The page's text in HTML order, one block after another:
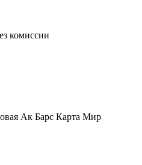
комиссии
Ак Барс Карта Мир